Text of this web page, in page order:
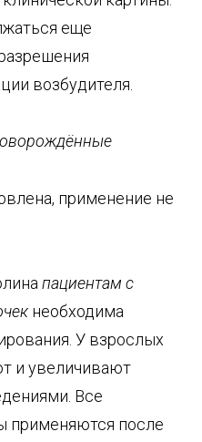
еще
возбудителя.
применение не
пациентам с
необходима
У взрослых
и увеличивают
Все
применяются после